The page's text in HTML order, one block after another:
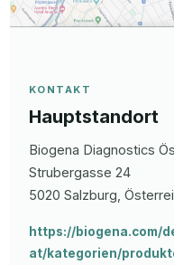
KONTAKT
Hauptstandort
Biogena Diagnostics
Strubergasse 24
5020 Salzburg ,
https://biogena.com/
at/kategorien/